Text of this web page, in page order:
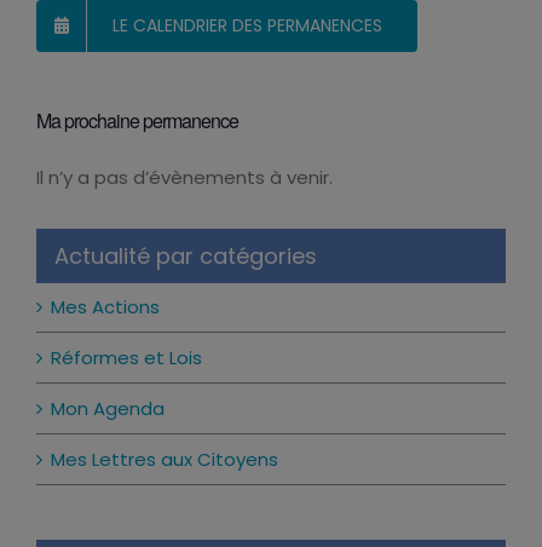
LE CALENDRIER DES PERMANENCES
Ma prochaine permanence
Notice
Il n’y a pas d’évènements à venir.
Actualité par catégories
Mes Actions
Réformes et Lois
Mon Agenda
Mes Lettres aux Citoyens